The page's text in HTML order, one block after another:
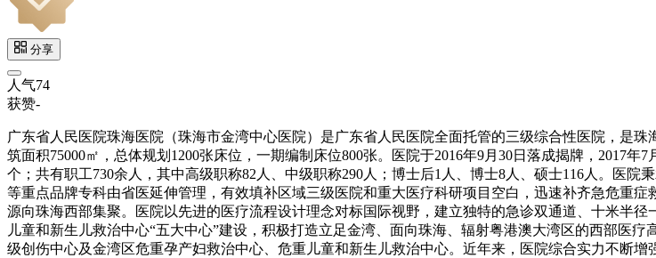
分享
人气74
获赞-
广东省人民医院珠海医院（珠海市金湾中心医院）是广东省人民医院全面托管的三级综合性医院，是
筑面积75000㎡，总体规划1200张床位，一期编制床位800张。医院于2016年9月30日落成揭牌，2017
个；共有职工730余人，其中高级职称82人、中级职称290人；博士后1人、博士8人、硕士116人。医
等重点品牌专科由省医延伸管理，有效填补区域三级医院和重大医疗科研项目空白，迅速补齐急危重
源向珠海西部集聚。医院以先进的医疗流程设计理念对标国际视野，建立独特的急诊双通道、十米半
儿童和新生儿救治中心“五大中心”建设，积极打造立足金湾、面向珠海、辐射粤港澳大湾区的西部医
级创伤中心及金湾区危重孕产妇救治中心、危重儿童和新生儿救治中心。近年来，医院综合实力不断